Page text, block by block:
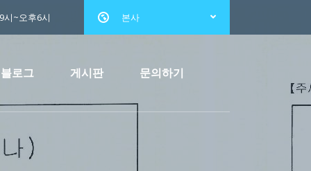
본사
시~오후6시
블로그 게시판 문의하기